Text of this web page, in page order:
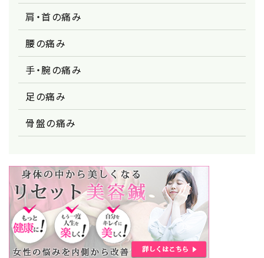
肩・首の痛み
腰の痛み
手・腕の痛み
足の痛み
骨盤の痛み